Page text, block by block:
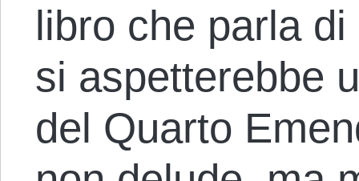
libro che parla
si aspetterebbe
del Quarto